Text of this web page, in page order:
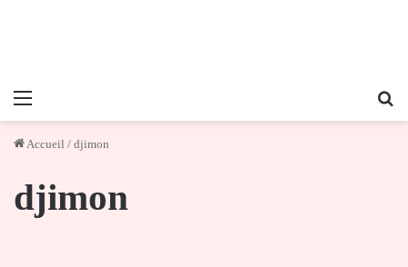
Menu
Accueil / djimon
djimon